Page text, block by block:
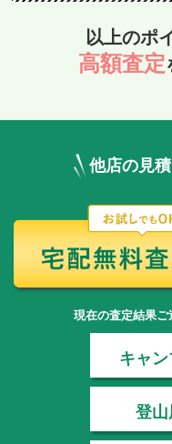
以上のポ
高額査定
他店の見
現在の査定結果ご
キャ
登